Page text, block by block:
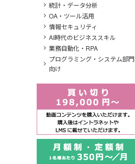
統計・データ分析
OA・ツール活用
情報セキュリティ
AI時代のビジネススキル
業務自動化・RPA
プログラミング・システム部門
向け